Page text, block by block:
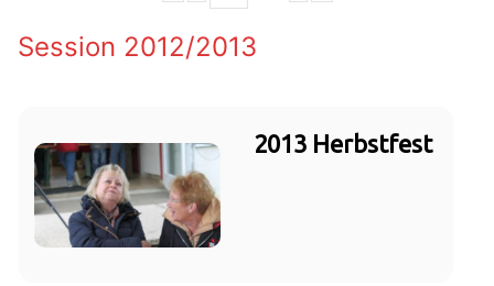
Session 2012/2013
2013 Herbstfest